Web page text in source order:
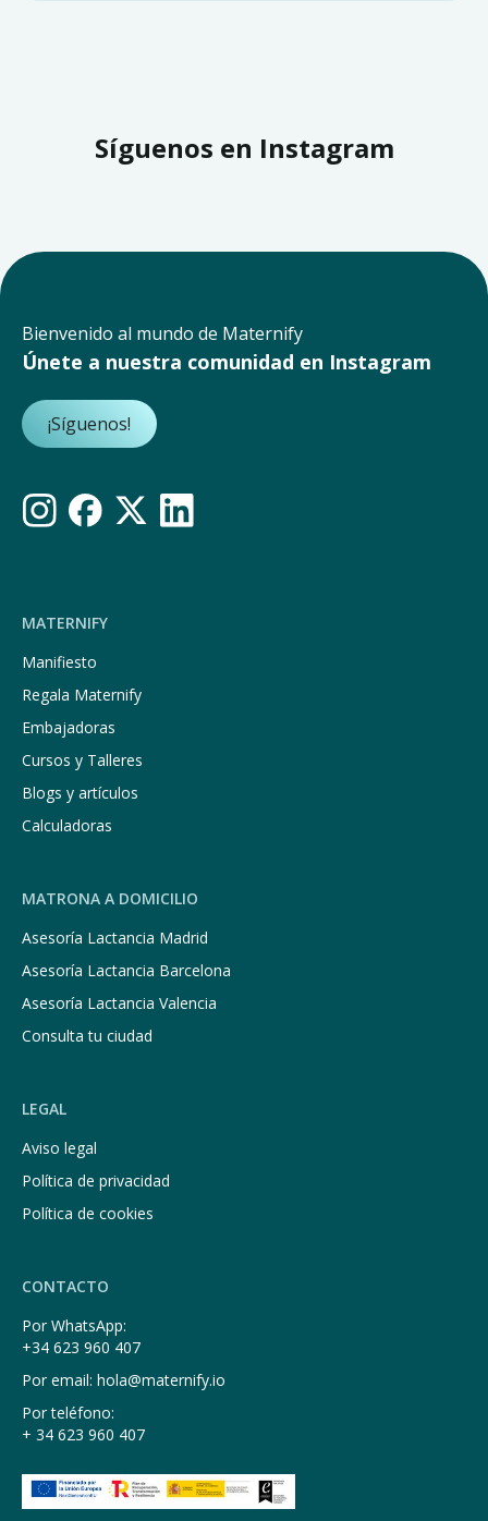
Síguenos en Instagram
Bienvenido al mundo de Maternify
Únete a nuestra comunidad en Instagram
¡Síguenos!
MATERNIFY
Manifiesto
Regala Maternify
Embajadoras
Cursos y Talleres
Blogs y artículos
Calculadoras
MATRONA A DOMICILIO
Asesoría Lactancia Madrid
Asesoría Lactancia Barcelona
Asesoría Lactancia Valencia
Consulta tu ciudad
LEGAL
Aviso legal
Política de privacidad
Política de cookies
CONTACTO
Por WhatsApp:
+34 623 960 407
Por email: hola@maternify.io
Por teléfono:
+ 34 623 960 407